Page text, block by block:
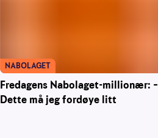
Fredagens Nabolaget-millionær: –
Dette må jeg fordøye litt
NABOLAGET